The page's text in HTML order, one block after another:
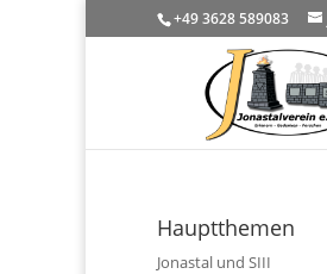
+49 3628 589083
Hauptthemen
Jonastal und SIII